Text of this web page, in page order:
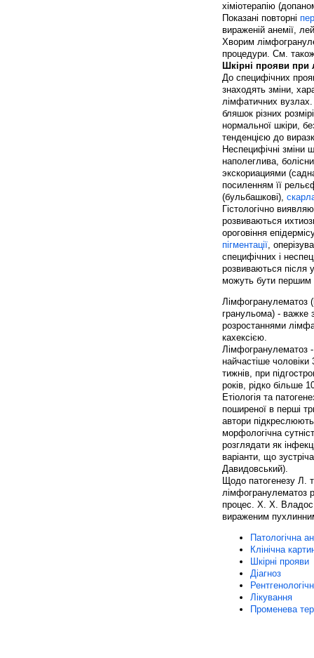
хіміотерапію
Показані повторні
вираженій анемії,
Хворим
процедури. См.
Шкірні прояви при
До специфічних
знаходять зміни,
лімфатичних вузлах.
бляшок різних
нормальної шкіри,
тенденцією до
Неспецифічні зміни
наполеглива,
экскориациями
посиленням її
(бульбашкові),
Гістологічно
розвиваються
ороговіння
пігментації,
специфічних і
розвиваються після
можуть бути
Лімфогранулематоз
гранульома) - важке
розростаннями
кахексією.
Лімфогранулематоз
найчастіше чоловіки
тижнів, при
років, рідко більше
Етіологія та
поширеної в перші
автори
морфологічна
розглядати як
варіанти, що
Давидовський).
Щодо патогенезу Л.
лімфогранулематоз
процес. X. X. Владос
вираженим
Патологічна
Клінічна
Шкірні прояви
Діагноз
Лікування
Променева